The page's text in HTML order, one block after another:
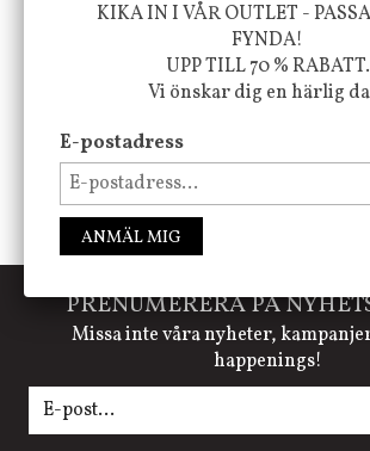
FÖLJ OSS PÅ INSTAGRAM
PRENUMERERA PÅ
Missa inte våra nyheter,
happenings!
KIKA IN I VÅR OUTLET -
FYNDA!
UPP TILL 70 % RABATT.
Vi önskar dig en härlig
E-postadress
ANMÄL MIG